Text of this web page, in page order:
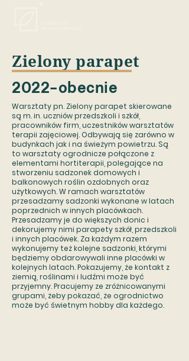
Zielony parapet
2022-obecnie
Warsztaty pn. Zielony parapet skierowane
są m. in. uczniów przedszkoli i szkół,
pracowników firm, uczestników warsztatów
terapii zajęciowej. Odbywają się zarówno w
budynkach jak i na świeżym powietrzu. Są
to warsztaty ogrodnicze połączone z
elementami hortiterapii, polegające na
stworzeniu sadzonek domowych i
balkonowych roślin ozdobnych oraz
użytkowych. W ramach warsztatów
przesadzamy sadzonki wykonane w latach
poprzednich w innych placówkach.
Przesadzamy je do większych donic i
dekorujemy nimi parapety szkół, przedszkoli
i innych placówek. Za każdym razem
wykonujemy też kolejne sadzonki, którymi
będziemy obdarowywali inne placówki w
kolejnych latach. Pokazujemy, że kontakt z
ziemią, roślinami i ludźmi może być
przyjemny. Pracujemy ze zróżnicowanymi
grupami, żeby pokazać, że ogrodnictwo
może być świetnym hobby dla każdego.